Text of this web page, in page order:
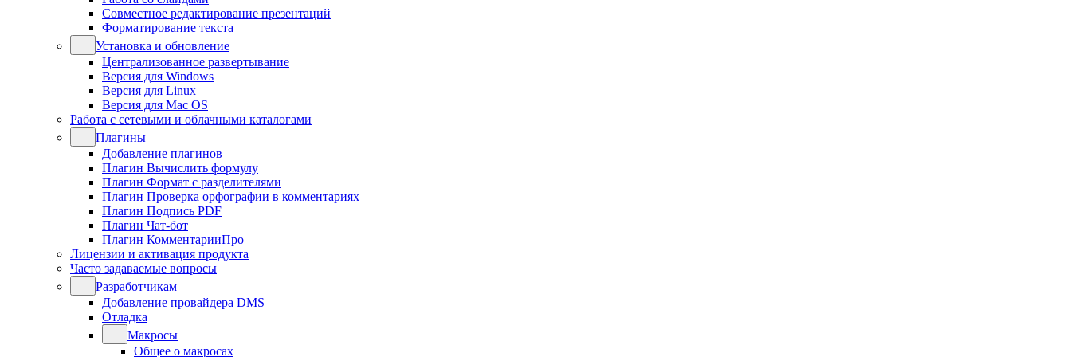
Совместное редактирование презентаций
Форматирование текста
Установка и обновление
Централизованное развертывание
Версия для Windows
Версия для Linux
Версия для Mac OS
Работа с сетевыми и облачными каталогами
Плагины
Добавление плагинов
Плагин Вычислить формулу
Плагин Формат с разделителями
Плагин Проверка орфографии в комментариях
Плагин Подпись PDF
Плагин Чат-бот
Плагин КомментарииПро
Лицензии и активация продукта
Часто задаваемые вопросы
Разработчикам
Добавление провайдера DMS
Отладка
Макросы
Общее о макросах